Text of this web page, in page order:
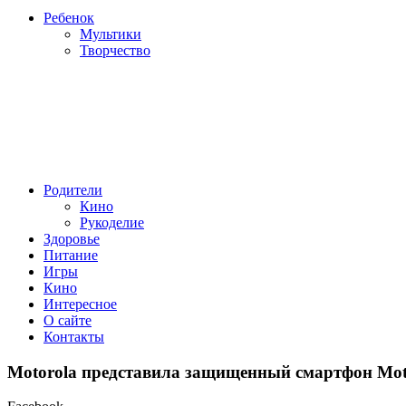
Ребенок
Мультики
Творчество
Родители
Кино
Рукоделие
Здоровье
Питание
Игры
Кино
Интересное
О сайте
Контакты
Motorola представила защищенный смартфон